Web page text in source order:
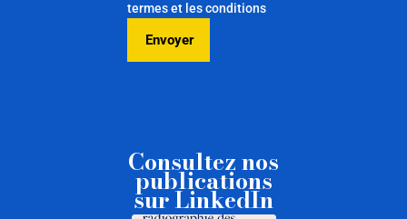
termes et les conditions
Consultez nos
publications
sur LinkedIn